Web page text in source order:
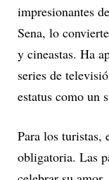
impresionantes
Sena, lo
y cineastas. Ha
series de
estatus como un
Para los turistas,
obligatoria. Las